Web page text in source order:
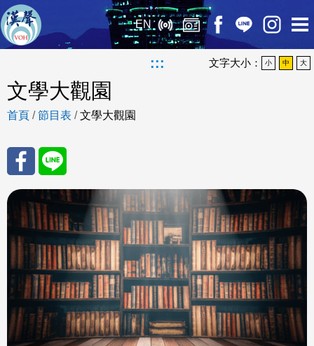
EN
::: 文字大小： 小 中 大
文學大觀園
首頁 /節目表 /文學大觀園
分享
至
Fac
eBo
ok
分享
至
Line